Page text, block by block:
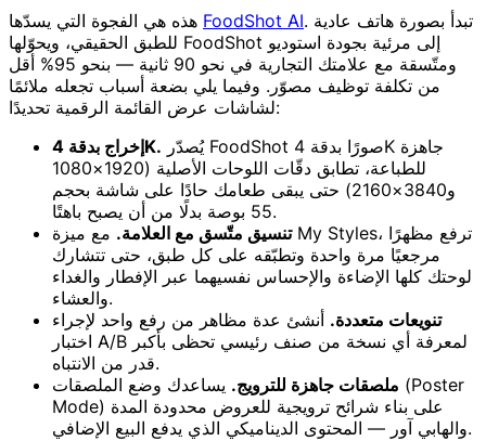
FoodShot AI. تبدأ بصورة هاتف عادية
للطبق الحقيقي، ويحوّلها FoodShot إلى مرئية بجودة استوديو
ومتّسقة مع علامتك التجارية في نحو 90 ثانية — بنحو 95% أقل
من تكلفة توظيف مصوّر. وفيما يلي بضعة أسباب تجعله ملائمًا
لشاشات عرض القائمة الرقمية تحديدًا:
إخراج بدقة 4K.
للطباعة، تطابق دقّات اللوحات الأصلية (1920×1080
و3840×2160) حتى يبقى طعامك حادًا على شاشة بحجم
55 بوصة بدلًا من أن يصبح باهتًا.
تنسيق متّسق مع العلامة. مع ميزة My Styles، ترفع مظهرًا
مرجعيًا مرة واحدة وتطبّقه على كل طبق، حتى تتشارك
لوحتك كلها الإضاءة والإحساس نفسيهما عبر الإفطار والغداء
والعشاء.
تنويعات متعددة. أنشئ عدة مظاهر من رفع واحد لإجراء
اختبار A/B لمعرفة أي نسخة من صنف رئيسي تحظى بأكبر
قدر من الانتباه.
ملصقات جاهزة للترويج. يساعدك وضع الملصقات (Poster
Mode) على بناء شرائح ترويجية للعروض محدودة المدة
والهابي آور — المحتوى الديناميكي الذي يدفع البيع الإضافي.